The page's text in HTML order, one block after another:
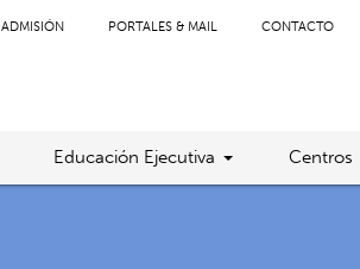
ADMISIÓN PORTALES & MAIL CONTACTO
Educación Ejecutiva Centros